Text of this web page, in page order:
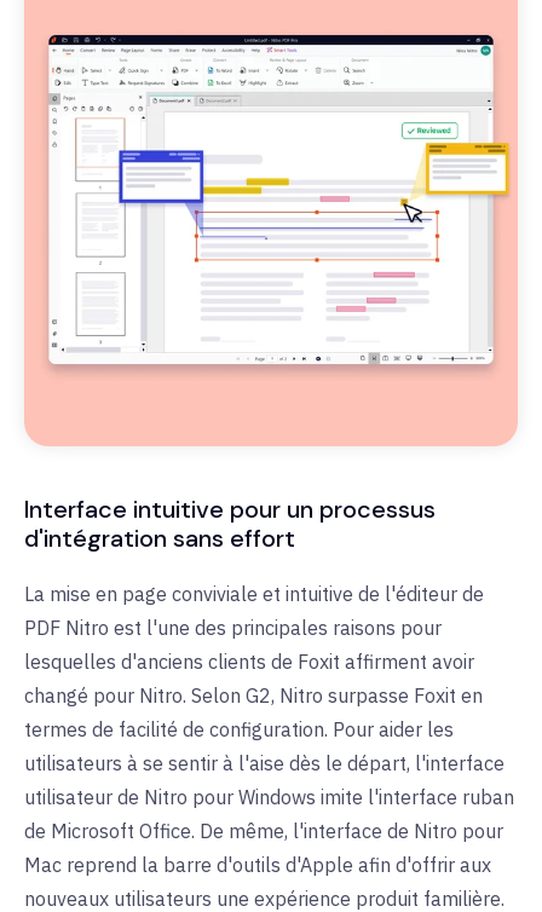
Interface intuitive pour un processus
d'intégration sans effort
La mise en page conviviale et intuitive de l'éditeur de
PDF Nitro est l'une des principales raisons pour
lesquelles d'anciens clients de Foxit affirment avoir
changé pour Nitro. Selon G2, Nitro surpasse Foxit en
termes de facilité de configuration. Pour aider les
utilisateurs à se sentir à l'aise dès le départ, l'interface
utilisateur de Nitro pour Windows imite l'interface ruban
de Microsoft Office. De même, l'interface de Nitro pour
Mac reprend la barre d'outils d'Apple afin d'offrir aux
nouveaux utilisateurs une expérience produit familière.